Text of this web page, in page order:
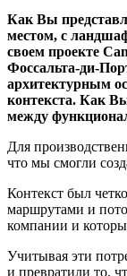
Как Вы
местом, с
своем проекте
Фоссальта-ди-
архитектурным
контекста. Как
между
Для
что мы смогли
Контекст был
маршрутами и
компании и
Учитывая эти
и превратили то,